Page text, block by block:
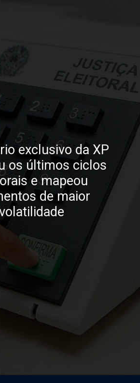
exclusivo da XP
os últimos ciclos
e mapeou
de maior